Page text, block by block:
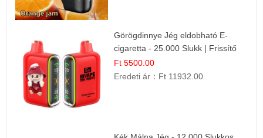
Görögdinnye Jég eldobható E-
cigaretta - 25.000 Slukk | Frissítő
Nyári Íz
Ft 5500.00
Eredeti ár： Ft 11932.00